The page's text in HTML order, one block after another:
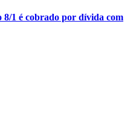
1 é cobrado por dívida com